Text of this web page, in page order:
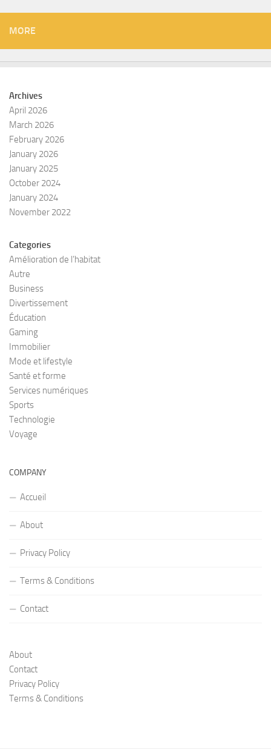
MORE
Archives
April 2026
March 2026
February 2026
January 2026
January 2025
October 2024
January 2024
November 2022
Categories
Amélioration de l’habitat
Autre
Business
Divertissement
Éducation
Gaming
Immobilier
Mode et lifestyle
Santé et forme
Services numériques
Sports
Technologie
Voyage
COMPANY
Accueil
About
Privacy Policy
Terms & Conditions
Contact
About
Contact
Privacy Policy
Terms & Conditions